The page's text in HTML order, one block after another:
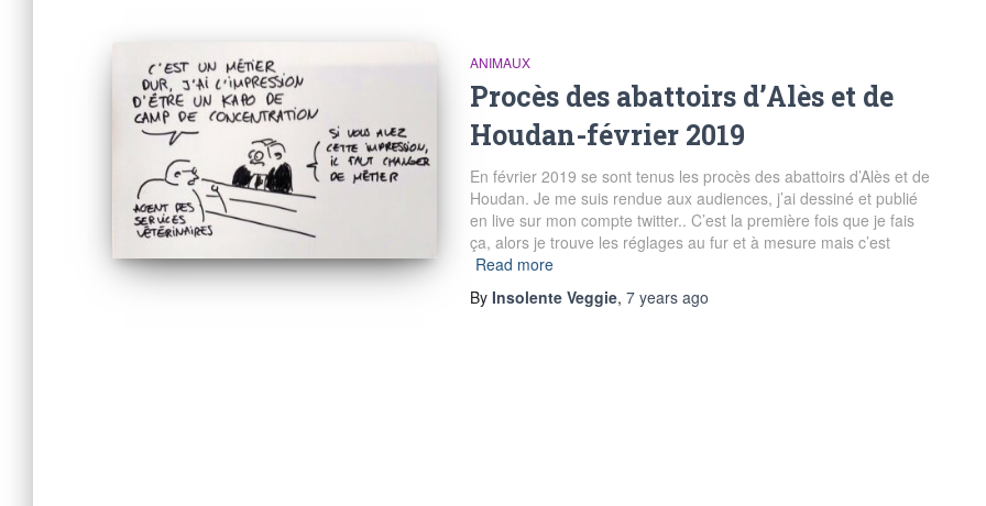
ANIMAUX
Procès des abattoirs d’Alès et de
Houdan-février 2019
En février 2019 se sont tenus les procès des abattoirs d’Alès et de
Houdan. Je me suis rendue aux audiences, j’ai dessiné et publié
en live sur mon compte twitter.. C’est la première fois que je fais
ça, alors je trouve les réglages au fur et à mesure mais c’est
Read more
By Insolente Veggie, 7 years ago